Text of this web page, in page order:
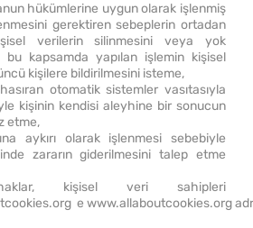
hükümlerine uygun olarak işlenmiş
gerektiren sebeplerin ortadan
verilerin silinmesini veya yok
kapsamda yapılan işlemin kişisel
kişilere bildirilmesini isteme,
otomatik sistemler vasıtasıyla
kişinin kendisi aleyhine bir sonucun
etme,
aykırı olarak işlenmesi sebebiyle
zararın giderilmesini talep etme
kişisel veri sahipleri
e www.allaboutcookies.org